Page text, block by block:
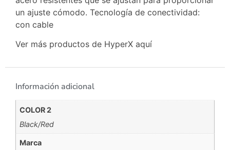
un ajuste cómodo. Tecnología de conectividad:
con cable
Ver más productos de HyperX aquí
Información adicional
COLOR 2
Black/Red
Marca